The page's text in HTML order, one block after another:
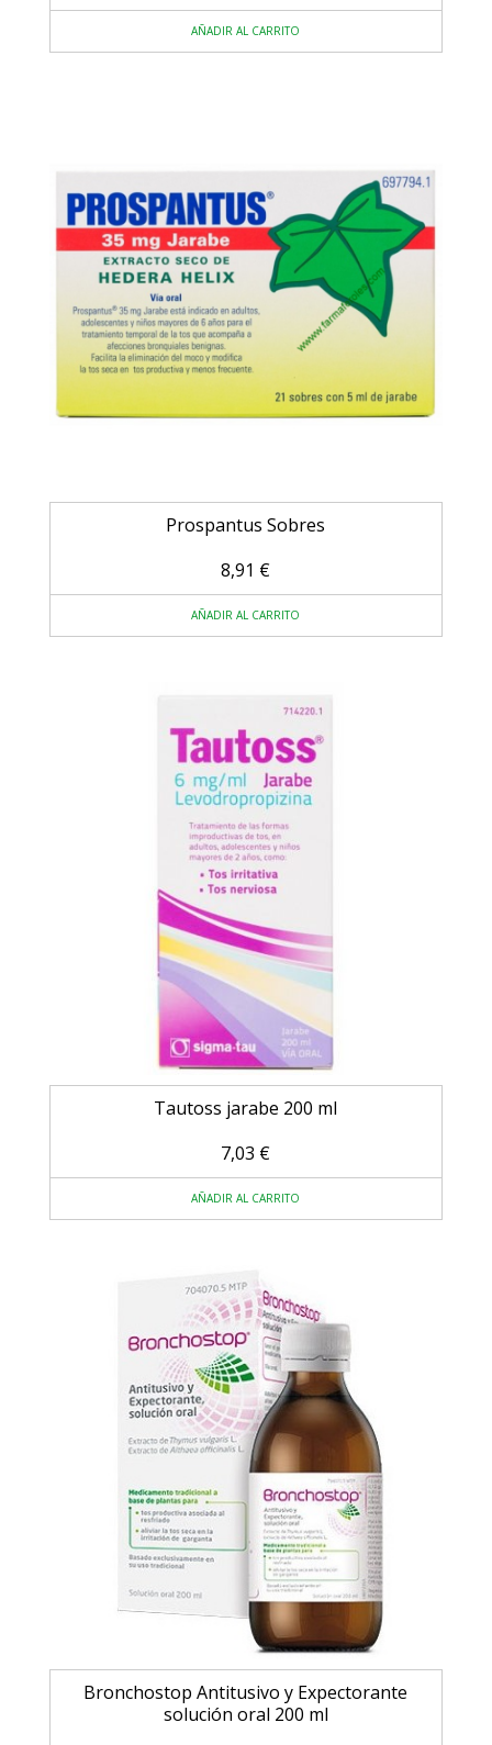
AÑADIR AL CARRITO
Prospantus Sobres
8,91 €
AÑADIR AL CARRITO
Tautoss jarabe 200 ml
7,03 €
AÑADIR AL CARRITO
Bronchostop Antitusivo y Expectorante
solución oral 200 ml